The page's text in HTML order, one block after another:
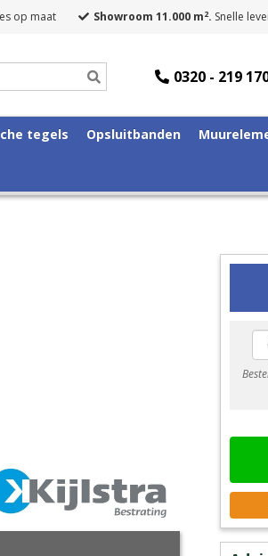
op maat Showroom 11.000 m2. Snelle
0320 - 219
tegels Opsluitbanden